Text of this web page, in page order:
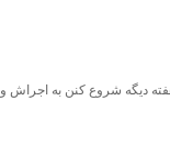
دیگه شروع کنن به اجراش و